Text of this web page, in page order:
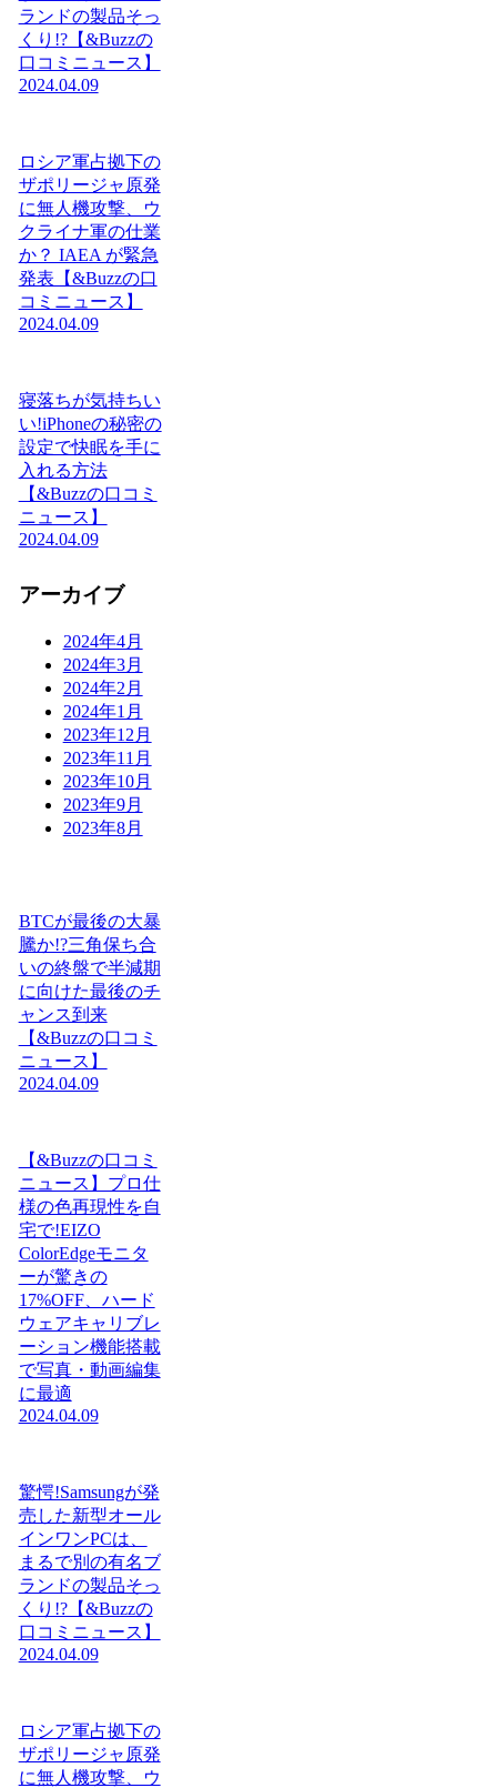
ランドの製品そっ
くり!?【&Buzzの
口コミニュース】
2024.04.09
ロシア軍占拠下の
ザポリージャ原発
に無人機攻撃、ウ
クライナ軍の仕業
か？ IAEA が緊急
発表【&Buzzの口
コミニュース】
2024.04.09
寝落ちが気持ちい
い!iPhoneの秘密の
設定で快眠を手に
入れる方法
【&Buzzの口コミ
ニュース】
2024.04.09
アーカイブ
2024年4月
2024年3月
2024年2月
2024年1月
2023年12月
2023年11月
2023年10月
2023年9月
2023年8月
BTCが最後の大暴
騰か!?三角保ち合
いの終盤で半減期
に向けた最後のチ
ャンス到来
【&Buzzの口コミ
ニュース】
2024.04.09
【&Buzzの口コミ
ニュース】プロ仕
様の色再現性を自
宅で!EIZO
ColorEdgeモニタ
ーが驚きの
17%OFF、ハード
ウェアキャリブレ
ーション機能搭載
で写真・動画編集
に最適
2024.04.09
驚愕!Samsungが発
売した新型オール
インワンPCは、
まるで別の有名ブ
ランドの製品そっ
くり!?【&Buzzの
口コミニュース】
2024.04.09
ロシア軍占拠下の
ザポリージャ原発
に無人機攻撃、ウ